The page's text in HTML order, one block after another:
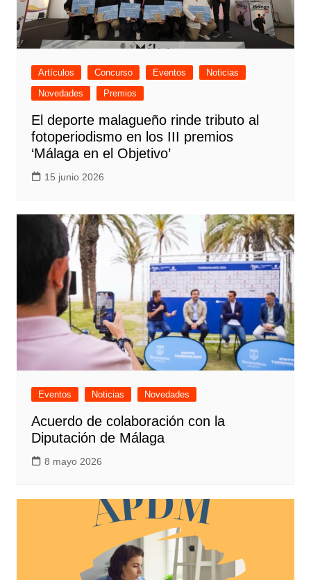
Artículos Concurso Eventos
Noticias
Novedades
Premios
El deporte malagueño rinde tributo al
fotoperiodismo en los III premios
‘Málaga en el Objetivo’
15 junio 2026
Eventos Noticias Novedades
Acuerdo de colaboración con la
Diputación de Málaga
8 mayo 2026